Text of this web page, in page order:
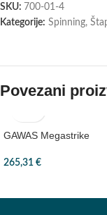
SKU: 700-01-4
Kategorije: Spinning,
Povezani
GAWAS Megastrike
265,31 €